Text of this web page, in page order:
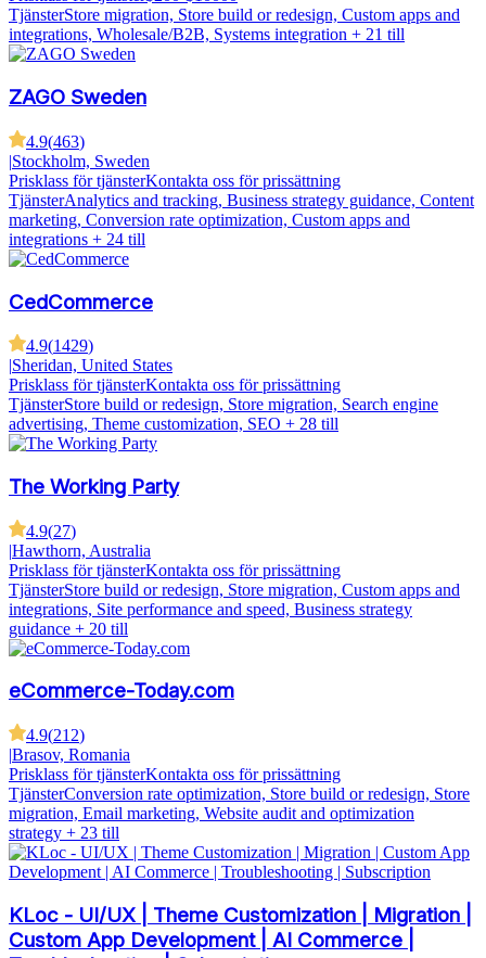
TjänsterStore migration, Store build or redesign, Custom apps and
integrations, Wholesale/B2B, Systems integration + 21 till
ZAGO Sweden
4.9(463)
|Stockholm, Sweden
Prisklass för tjänsterKontakta oss för prissättning
TjänsterAnalytics and tracking, Business strategy guidance, Content
marketing, Conversion rate optimization, Custom apps and
integrations + 24 till
CedCommerce
4.9(1429)
|Sheridan, United States
Prisklass för tjänsterKontakta oss för prissättning
TjänsterStore build or redesign, Store migration, Search engine
advertising, Theme customization, SEO + 28 till
The Working Party
4.9(27)
|Hawthorn, Australia
Prisklass för tjänsterKontakta oss för prissättning
TjänsterStore build or redesign, Store migration, Custom apps and
integrations, Site performance and speed, Business strategy
guidance + 20 till
eCommerce-Today.com
4.9(212)
|Brasov, Romania
Prisklass för tjänsterKontakta oss för prissättning
TjänsterConversion rate optimization, Store build or redesign, Store
migration, Email marketing, Website audit and optimization
strategy + 23 till
KLoc - UI/UX | Theme Customization | Migration |
Custom App Development | AI Commerce |